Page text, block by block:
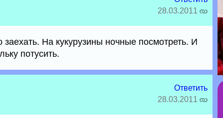
28.03.2011
На кукурузины ночные посмотреть. И
потусить.
Ответить
28.03.2011